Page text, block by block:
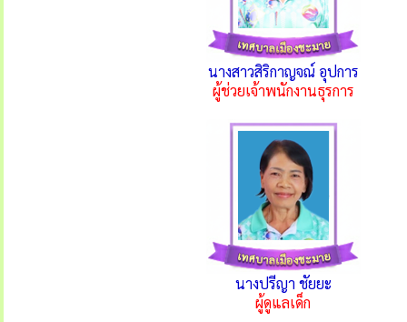
นางสาวสิริกาญจณ์ อุปการ
ผู้ช่วยเจ้าพนักงานธุรการ
นางปรีญา ชัยยะ
ผู้ดูแลเด็ก